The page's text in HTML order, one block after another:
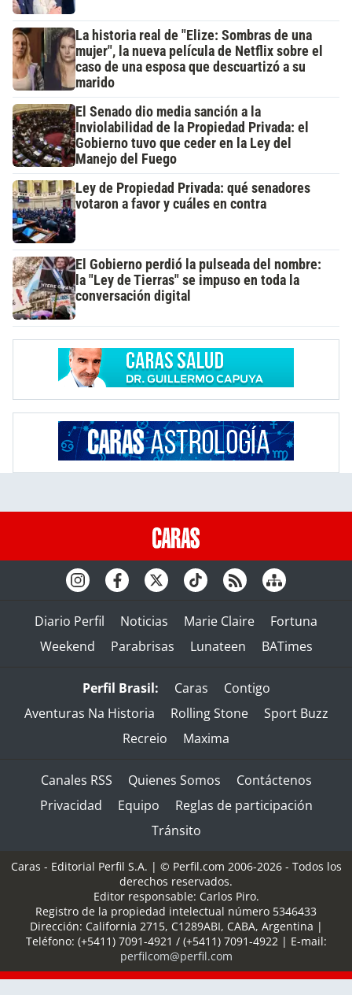
La historia real de "Elize: Sombras de una
mujer", la nueva película de Netflix sobre el
caso de una esposa que descuartizó a su
marido
El Senado dio media sanción a la
Inviolabilidad de la Propiedad Privada: el
Gobierno tuvo que ceder en la Ley del
Manejo del Fuego
Ley de Propiedad Privada: qué senadores
votaron a favor y cuáles en contra
El Gobierno perdió la pulseada del nombre:
la "Ley de Tierras" se impuso en toda la
conversación digital
Diario Perfil Noticias Marie Claire
Fortuna
Weekend
Parabrisas Lunateen BATimes
Perfil Brasil: Caras
Contigo
Aventuras Na Historia
Rolling Stone
Sport Buzz
Recreio
Maxima
Canales RSS Quienes Somos
Contáctenos
Privacidad
Equipo
Reglas de participación
Tránsito
Caras - Editorial Perfil S.A. | © Perfil.com 2006-2026 - Todos los
derechos reservados.
Editor responsable: Carlos Piro.
Registro de la propiedad intelectual número 5346433
Dirección: California 2715, C1289ABI, CABA, Argentina |
Teléfono: (+5411) 7091-4921 / (+5411) 7091-4922| E-mail:
perfilcom@perfil.com